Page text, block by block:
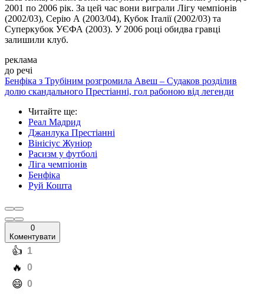
2001 по 2006 рік. За цей час вони виграли Лігу чемпіонів
(2002/03), Серію А (2003/04), Кубок Італії (2002/03) та
Суперкубок УЄФА (2003). У 2006 році обидва гравці
залишили клуб.
реклама
до речі
Бенфіка з Трубіним розгромила Авеш – Судаков розділив
долю скандального Престіанні, гол рабоною від легенди
Читайте ще:
Реал Мадрид
Джанлука Престіанні
Вінісіус Жуніор
Расизм у футболі
Ліга чемпіонів
Бенфіка
Руй Кошта
0
Коментувати
️👍 1
️🔥 0
️😄 0